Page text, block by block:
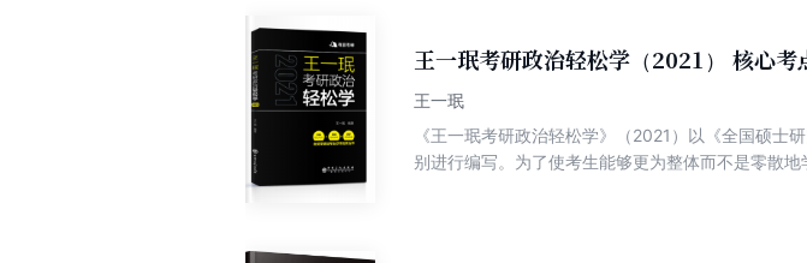
对重要知识点反复记忆，以及在冲刺阶段对知识点进
王一珉考研政治轻松学（2021） 核心考
王一珉
《王一珉考研政治轻松学》（2021）以《全国硕士
别进行编写。为了使考生能够更为整体而不是零散